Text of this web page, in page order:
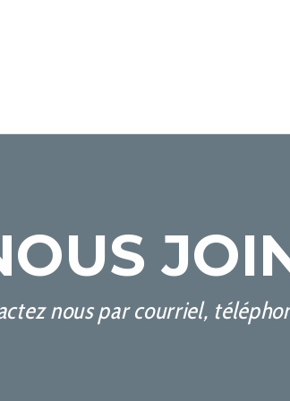
nous par courriel,